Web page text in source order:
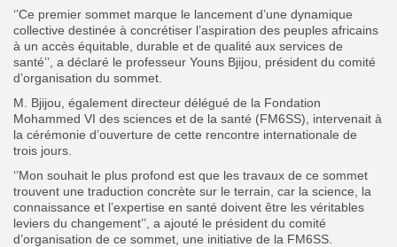
‘’Ce premier sommet marque le lancement d’une dynamique
collective destinée à concrétiser l’aspiration des peuples africains
à un accès équitable, durable et de qualité aux services de
santé’’, a déclaré le professeur Youns Bjijou, président du comité
d’organisation du sommet.
M. Bjijou, également directeur délégué de la Fondation
Mohammed VI des sciences et de la santé (FM6SS), intervenait à
la cérémonie d’ouverture de cette rencontre internationale de
trois jours.
‘’Mon souhait le plus profond est que les travaux de ce sommet
trouvent une traduction concrète sur le terrain, car la science, la
connaissance et l’expertise en santé doivent être les véritables
leviers du changement’’, a ajouté le président du comité
d’organisation de ce sommet, une initiative de la FM6SS.